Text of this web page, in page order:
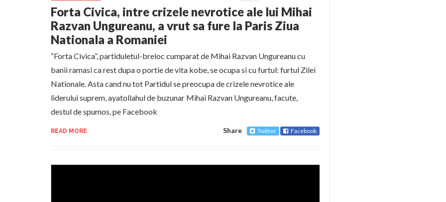
Forta Civica, intre crizele nevrotice ale lui Mihai
Razvan Ungureanu, a vrut sa fure la Paris Ziua
Nationala a Romaniei
“Forta Civica”, partiduletul-breloc cumparat de Mihai Razvan Ungureanu cu
banii ramasi ca rest dupa o portie de vita kobe, se ocupa si cu furtul: furtul Zilei
Nationale. Asta cand nu tot Partidul se preocupa de crizele nevrotice ale
liderului suprem, ayatollahul de buzunar Mihai Razvan Ungureanu, facute,
destul de spumos, pe Facebook
READ MORE Share Twitter Facebook